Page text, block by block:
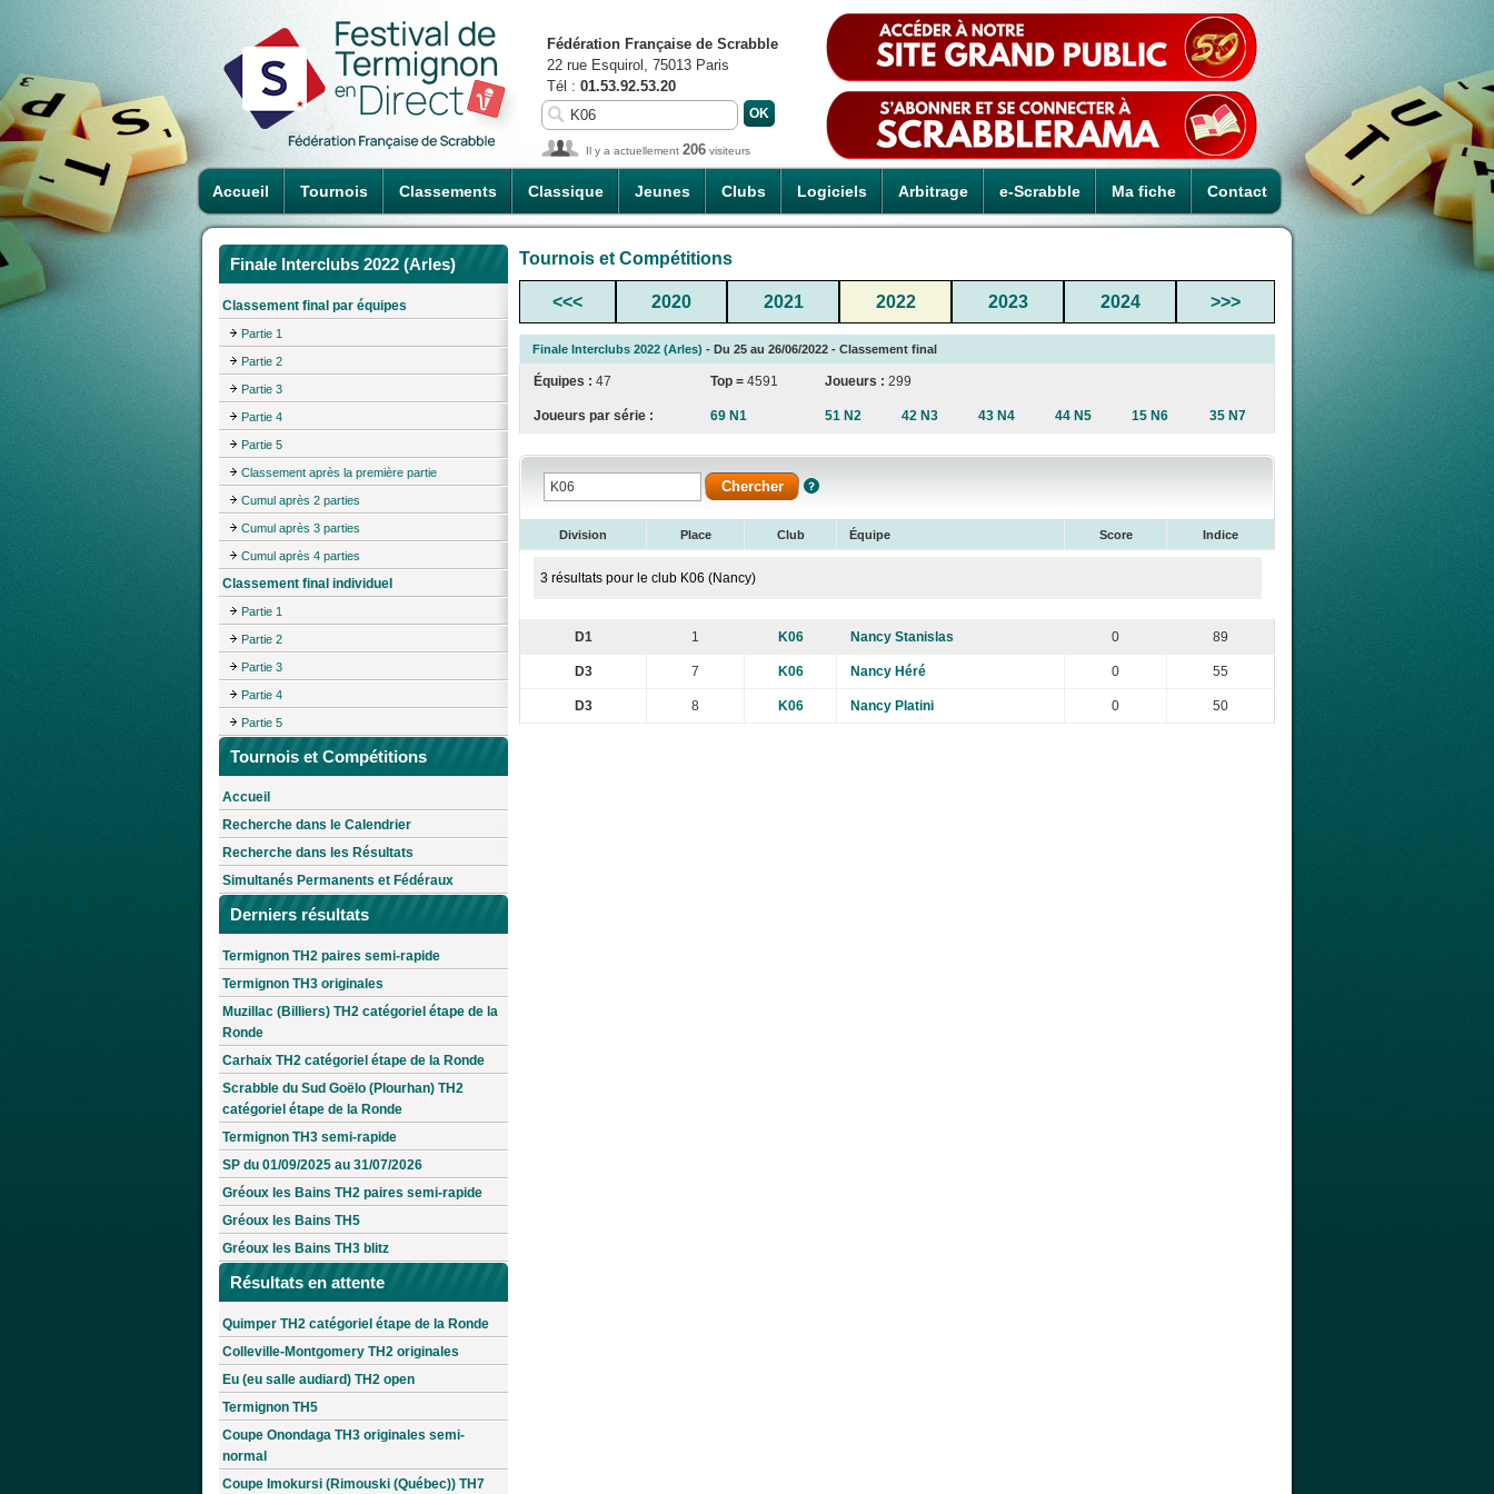
Accueil Tournois Classements Classique Jeunes Clubs Logiciels Arbitrage e-Scrabble Ma fiche Contact
Fédération Française de Scrabble
22 rue Esquirol, 75013 Paris
Tél : 01.53.92.53.20
Il y a actuellement 206 visiteurs
Finale Interclubs 2022 (Arles)
Classement final par équipes
Partie 1
Partie 2
Partie 3
Partie 4
Partie 5
Classement après la première partie
Cumul après 2 parties
Cumul après 3 parties
Cumul après 4 parties
Classement final individuel
Partie 1
Partie 2
Partie 3
Partie 4
Partie 5
Tournois et Compétitions
Accueil
Recherche dans le Calendrier
Recherche dans les Résultats
Simultanés Permanents et Fédéraux
Derniers résultats
Termignon TH2 paires semi-rapide
Termignon TH3 originales
Muzillac (Billiers) TH2 catégoriel étape de la
Ronde
Carhaix TH2 catégoriel étape de la Ronde
Scrabble du Sud Goëlo (Plourhan) TH2
catégoriel étape de la Ronde
Termignon TH3 semi-rapide
SP du 01/09/2025 au 31/07/2026
Gréoux les Bains TH2 paires semi-rapide
Gréoux les Bains TH5
Gréoux les Bains TH3 blitz
Résultats en attente
Quimper TH2 catégoriel étape de la Ronde
Colleville-Montgomery TH2 originales
Eu (eu salle audiard) TH2 open
Termignon TH5
Coupe Onondaga TH3 originales semi-
normal
Coupe Imokursi (Rimouski (Québec)) TH7
Tournois et Compétitions
<<< 2020 2021 2022 2023 2024 >>>
Finale Interclubs 2022 (Arles) - Du 25 au 26/06/2022 - Classement final
Équipes : 47 Top = 4591 Joueurs : 299
Joueurs par série : 69 N1 51 N2 42 N3 43 N4 44 N5 15 N6 35 N7
Division Place Club Équipe Score Indice
3 résultats pour le club K06 (Nancy)
D1 1 K06 Nancy Stanislas 0 89
D3 7 K06 Nancy Héré 0 55
D3 8 K06 Nancy Platini 0 50